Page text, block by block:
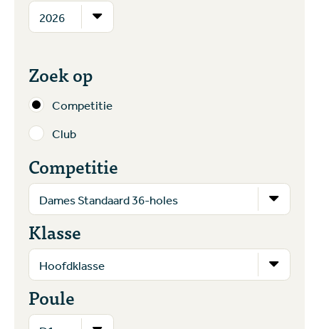
Zoek op
Competitie
Club
Competitie
Klasse
Poule